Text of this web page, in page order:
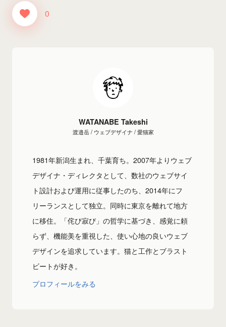
0
WATANABE Takeshi
渡邉岳 / ウェブデザイナ / 愛猫家
1981年新潟生まれ、千葉育ち。2007年よりウェブ
デザイナ・ディレクタとして、数社のウェブサイ
ト設計および運用に従事したのち、2014年にフ
リーランスとして独立。同時に東京を離れて地方
に移住。「侘び寂び」の哲学に基づき、感覚に頼
らず、機能美を重視した、使い心地の良いウェブ
デザインを追求しています。猫と工作とブラスト
ビートが好き。
プロフィールをみる